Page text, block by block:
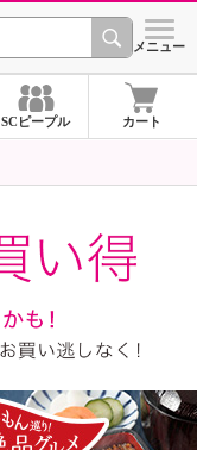
ショッ
メニュー
SCピープル カート